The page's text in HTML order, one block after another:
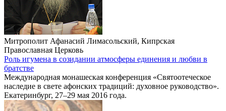
Митрополит Афанасий Лимасольский, Кипрская
Православная Церковь
Роль игумена в созидании атмосферы единения и любви в
братстве
Международная монашеская конференция «Святоотеческое
наследие в свете афонских традиций: духовное руководство».
Екатеринбург, 27–29 мая 2016 года.